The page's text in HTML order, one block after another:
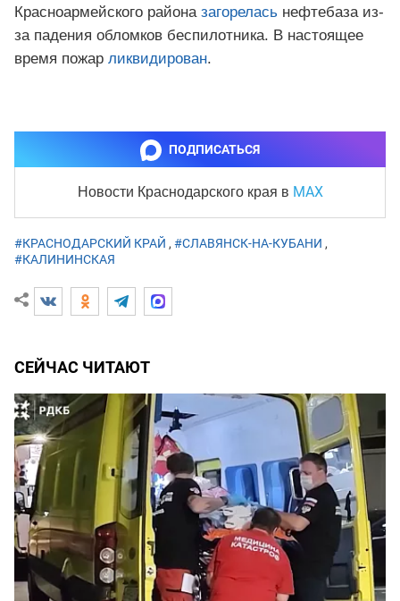
Красноармейского района загорелась нефтебаза из-
за падения обломков беспилотника. В настоящее
время пожар ликвидирован.
ПОДПИСАТЬСЯ
Новости Краснодарского края в MAX
#КРАСНОДАРСКИЙ КРАЙ , #СЛАВЯНСК-НА-КУБАНИ ,
#КАЛИНИНСКАЯ
СЕЙЧАС ЧИТАЮТ